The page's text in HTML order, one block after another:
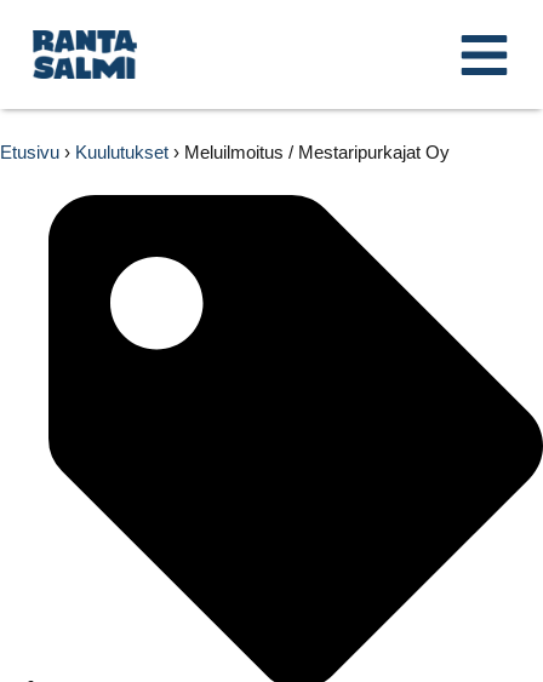
Etusivu › Kuulutukset › Meluilmoitus / Mestaripurkajat Oy